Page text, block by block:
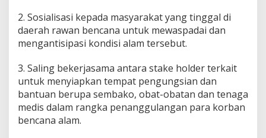
2. Sosialisasi kepada masyarakat yang tinggal di
daerah rawan bencana untuk mewaspadai dan
mengantisipasi kondisi alam tersebut.
3. Saling bekerjasama antara stake holder terkait
untuk menyiapkan tempat pengungsian dan
bantuan berupa sembako, obat-obatan dan tenaga
medis dalam rangka penanggulangan para korban
bencana alam.